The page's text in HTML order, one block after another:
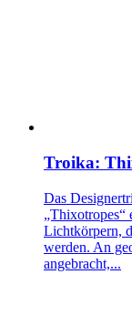
Troika:
Das
„Thixotropes“
Lichtkörpern,
werden. An
angebracht,...